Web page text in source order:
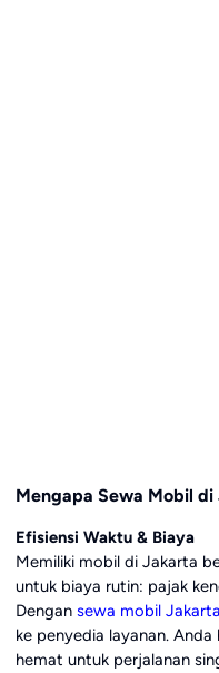
Mengapa Sewa Mobil di
Efisiensi Waktu & Biaya
Memiliki mobil di Jakarta
untuk biaya rutin: pajak
Dengan sewa mobil
ke penyedia layanan.
hemat untuk perjalanan